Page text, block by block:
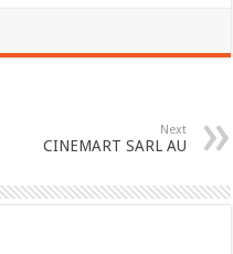
Next
CINEMART SARL AU